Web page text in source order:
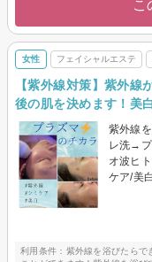
こ
女性 フェイシャルエステ
【紫外線対策】紫外
後の肌を決めます！美
紫外線
レ洗→
オ波ヒ
ケア/美
利用条件：紫外線を浴びたらで